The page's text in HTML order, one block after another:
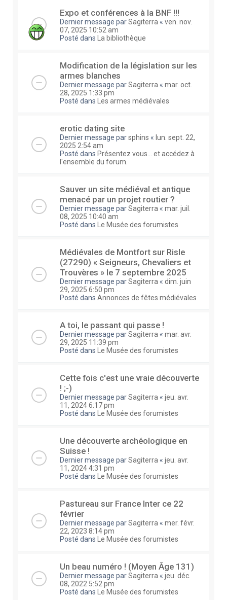
Expo et conférences à la BNF !!!
Dernier message parSagiterra « ven. nov.
07, 2025 10:52 am
Posté dans
La bibliothèque
Modification de la législation sur les
armes blanches
Dernier message parSagiterra « mar. oct.
28, 2025 1:33 pm
Posté dans
Les armes médiévales
erotic dating site
Dernier message parsphins « lun. sept. 22,
2025 2:54 am
Posté dans Présentez vous... et accédez à
l'ensemble du forum.
Sauver un site médiéval et antique
menacé par un projet routier ?
Dernier message parSagiterra « mar. juil.
08, 2025 10:40 am
Posté dans
Le Musée des forumistes
Médiévales de Montfort sur Risle
(27290) « Seigneurs, Chevaliers et
Trouvères » le 7 septembre 2025
Dernier message parSagiterra « dim. juin
29, 2025 6:50 pm
Posté dans Annonces de fêtes médiévales
A toi, le passant qui passe !
Dernier message parSagiterra « mar. avr.
29, 2025 11:39 pm
Posté dans
Le Musée des forumistes
Cette fois c'est une vraie découverte
! ;-)
Dernier message parSagiterra « jeu. avr.
11, 2024 6:17 pm
Posté dans
Le Musée des forumistes
Une découverte archéologique en
Suisse !
Dernier message parSagiterra « jeu. avr.
11, 2024 4:31 pm
Posté dans
Le Musée des forumistes
Pastureau sur France Inter ce 22
février
Dernier message parSagiterra « mer. févr.
22, 2023 8:14 pm
Posté dans
Le Musée des forumistes
Un beau numéro ! (Moyen Âge 131)
Dernier message parSagiterra « jeu. déc.
08, 2022 5:52 pm
Posté dans
Le Musée des forumistes